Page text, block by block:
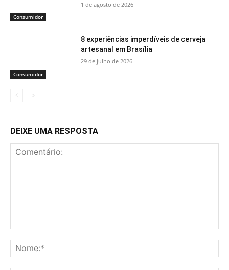
Consumidor
1 de agosto de 2026
Consumidor
8 experiências imperdíveis de cerveja
artesanal em Brasília
29 de julho de 2026
DEIXE UMA RESPOSTA